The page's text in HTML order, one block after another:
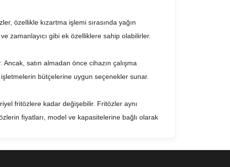
özellikle kızartma işlemi sırasında yağın
zamanlayıcı gibi ek özelliklere sahip olabilirler.
satın almadan önce cihazın çalışma
bütçelerine uygun seçenekler sunar.
fritözlere kadar değişebilir. Fritözler aynı
fiyatları, model ve kapasitelerine bağlı olarak